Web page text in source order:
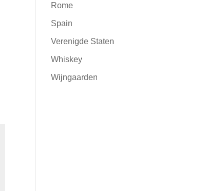
Rome
Spain
Verenigde Staten
Whiskey
Wijngaarden